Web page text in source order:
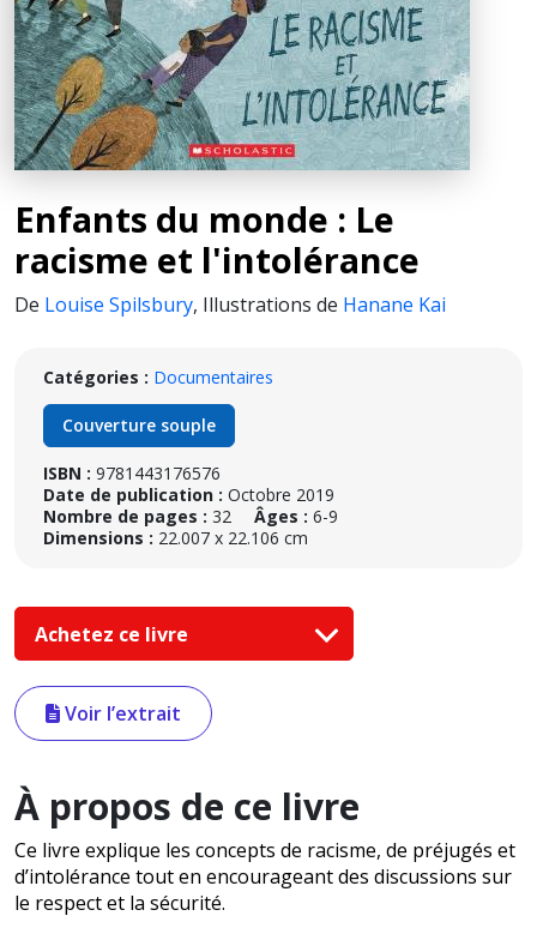
Enfants du monde : Le
racisme et l'intolérance
De Louise Spilsbury, Illustrations de Hanane Kai
Catégories : Documentaires
Couverture souple
ISBN : 9781443176576
Date de publication : Octobre 2019
Nombre de pages : 32 Âges : 6-9
Dimensions : 22.007 x 22.106 cm
Achetez ce livre
Voir l’extrait
À propos de ce livre
Ce livre explique les concepts de racisme, de préjugés et
d’intolérance tout en encourageant des discussions sur
le respect et la sécurité.